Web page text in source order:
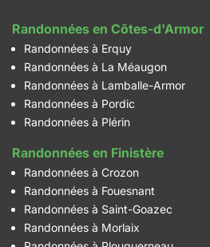
Randonnées en Côtes-d'Armor
Randonnées à Erquy
Randonnées à La Méaugon
Randonnées à Lamballe-Armor
Randonnées à Pordic
Randonnées à Plérin
Randonnées en Finistère
Randonnées à Crozon
Randonnées à Fouesnant
Randonnées à Saint-Goazec
Randonnées à Morlaix